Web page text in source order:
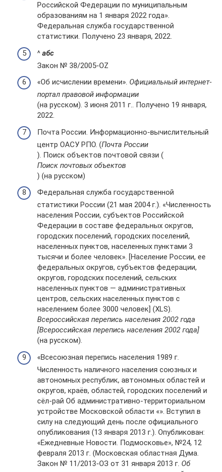
Российской Федерации по муниципальным
образованиям на 1 января 2022 года».
Федеральная служба государственной
статистики. Получено 23 января, 2022.
^ абc
Закон № 38/2005-OZ
«Об исчислении времени». Официальный интернет-
портал правовой информации
(на русском). 3 июня 2011 г.. Получено 19 января,
2022.
Почта России. Информационно-вычислительный
центр ОАСУ РПО. (Почта России
). Поиск объектов почтовой связи (
Поиск почтовых объектов
) (на русском)
Федеральная служба государственной
статистики России (21 мая 2004 г.). «Численность
населения России, субъектов Российской
Федерации в составе федеральных округов,
городских поселений, городских поселений,
населенных пунктов, населенных пунктами 3
тысячи и более человек». [Население России, ее
федеральных округов, субъектов федерации,
округов, городских поселений, сельских
населенных пунктов — административных
центров, сельских населенных пунктов с
населением более 3000 человек] (XLS).
Всероссийская перепись населения 2002 года
[Всероссийская перепись населения 2002 года]
(на русском).
«Всесоюзная перепись населения 1989 г.
Численность наличного населения союзных и
автономных республик, автономных областей и
округов, краёв, областей, городских поселений и
сёл-рай Об административно-территориальном
устройстве Московской области «». Вступил в
силу на следующий день после официального
опубликования (13 января 2013 г.). Опубликован:
«Ежедневные Новости. Подмосковье», №24, 12
февраля 2013 г. (Московская областная Дума.
Закон № 11/2013-ОЗ от 31 января 2013 г. Об